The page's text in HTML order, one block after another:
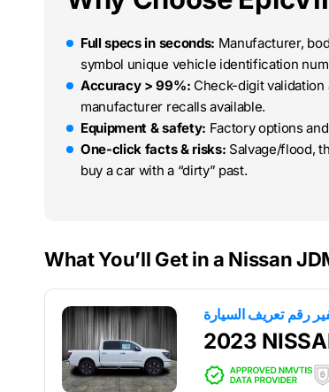
Full specs in seconds: Manufacturer,
symbol unique vehicle identification
Accuracy > 99%: Check-digit
manufacturer recalls available.
Equipment & safety: Factory options
One-click facts & risks: Salvage/flood,
buy a car with a “dirty” past.
What You’ll Get in a Nissan
2023